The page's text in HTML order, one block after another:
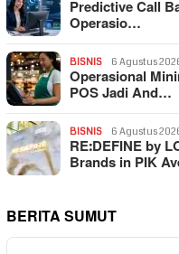
Predictive Call
Operasio…
BISNIS 6 Agustus
Operasional
POS Jadi And…
BISNIS 6 Agustus
RE:DEFINE by
Brands in PIK
BERITA SUMUT